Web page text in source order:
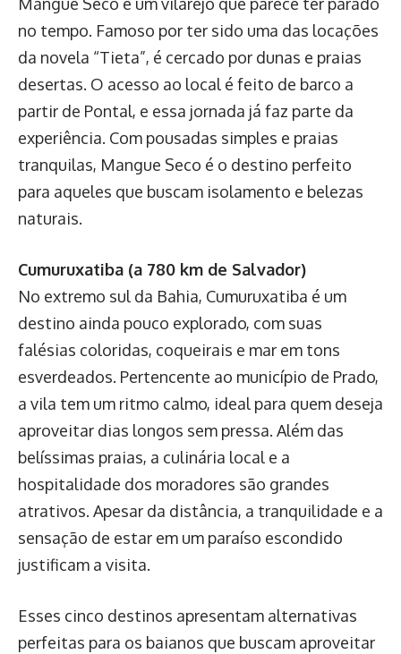
no tempo. Famoso por ter sido uma das locações
da novela “Tieta”, é cercado por dunas e praias
desertas. O acesso ao local é feito de barco a
partir de Pontal, e essa jornada já faz parte da
experiência. Com pousadas simples e praias
tranquilas, Mangue Seco é o destino perfeito
para aqueles que buscam isolamento e belezas
naturais.
Cumuruxatiba (a 780 km de Salvador)
No extremo sul da Bahia, Cumuruxatiba é um
destino ainda pouco explorado, com suas
falésias coloridas, coqueirais e mar em tons
esverdeados. Pertencente ao município de Prado,
a vila tem um ritmo calmo, ideal para quem deseja
aproveitar dias longos sem pressa. Além das
belíssimas praias, a culinária local e a
hospitalidade dos moradores são grandes
atrativos. Apesar da distância, a tranquilidade e a
sensação de estar em um paraíso escondido
justificam a visita.
Esses cinco destinos apresentam alternativas
perfeitas para os baianos que buscam aproveitar